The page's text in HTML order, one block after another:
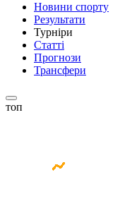
Новини спорту
Результати
Турніри
Статті
Прогнози
Трансфери
топ